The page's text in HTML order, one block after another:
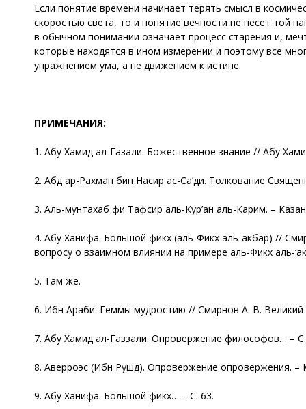
Если понятие времени начинает терять смысл в
скоростью света, то и понятие вечности не несет той
в обычном понимании означает процесс старения и,
которые находятся в ином измерении и поэтому все
упражнением ума, а не движением к истине.
ПРИМЕЧАНИЯ:
1. Абу Хамид ал-Газали. Божественное знание // Абу
2. Абд ар-Рахман бин Насир ас-Са’ди. Толкование
3. Аль-мунтахаб фи Тафсир аль-Кур’ан аль-Карим. –
4. Абу Ханифа. Большой фикх (аль-Фикх аль-акбар) //
вопросу о взаимном влиянии на примере аль-Фикх аль-
5. Там же.
6. Ибн Араби. Геммы мудростию // Смирнов А. В. Великий
7. Абу Хамид ал-Газзали. Опровержение философов… –
8. Аверроэс (Ибн Рушд). Опровержение опровержения. –
9. Абу Ханифа. Большой фикх… – С. 63.